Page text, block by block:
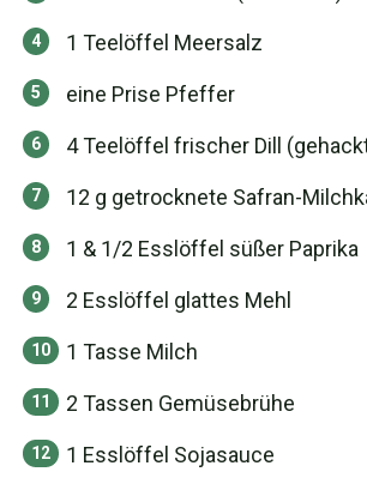
1 Teelöffel Meersalz
eine Prise Pfeffer
4 Teelöffel frischer Dill
12 g getrocknete Safran-
1 & 1/2 Esslöffel süßer Paprika
2 Esslöffel glattes Mehl
1 Tasse Milch
2 Tassen Gemüsebrühe
1 Esslöffel Sojasauce